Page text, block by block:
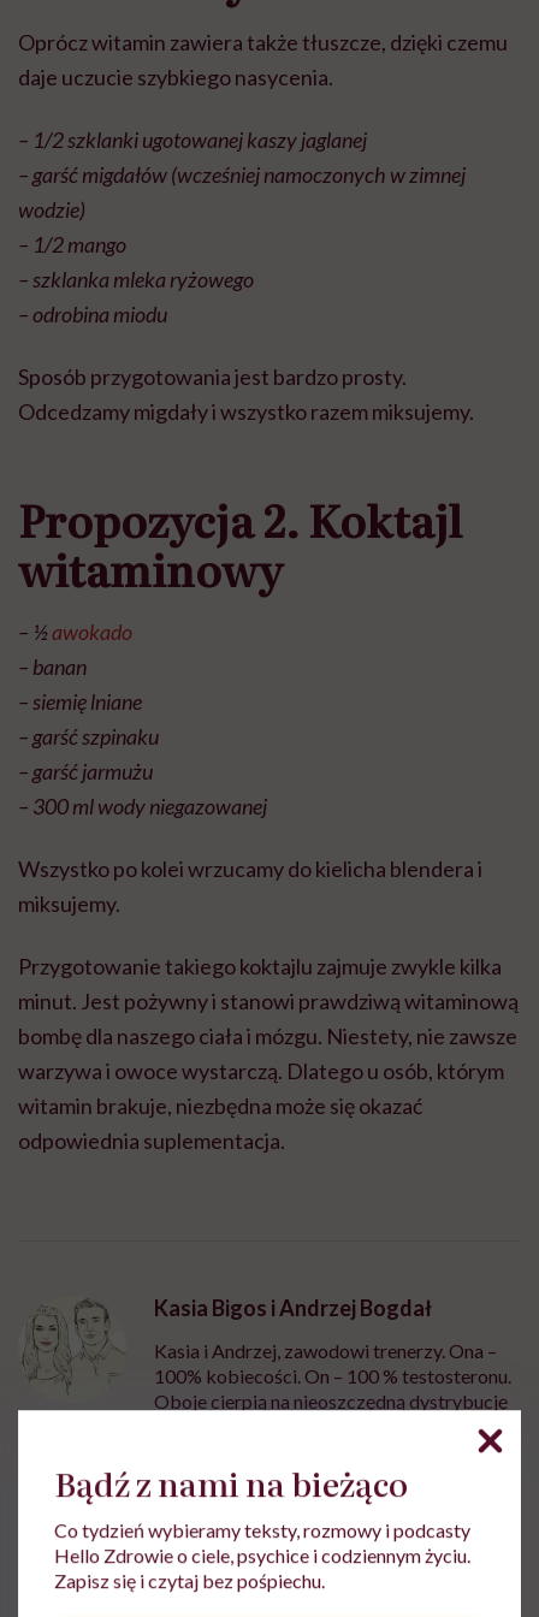
Oprócz witamin zawiera także tłuszcze, dzięki czemu
daje uczucie szybkiego nasycenia.
– 1/2 szklanki ugotowanej kaszy jaglanej
– garść migdałów (wcześniej namoczonych w zimnej
wodzie)
– 1/2 mango
– szklanka mleka ryżowego
– odrobina miodu
Sposób przygotowania jest bardzo prosty.
Odcedzamy migdały i wszystko razem miksujemy.
Propozycja 2. Koktajl
witaminowy
– ½awokado
– banan
– siemię lniane
– garść szpinaku
– garść jarmużu
– 300 ml wody niegazowanej
Wszystko po kolei wrzucamy do kielicha blendera i
miksujemy.
Przygotowanie takiego koktajlu zajmuje zwykle kilka
minut. Jest pożywny i stanowi prawdziwą witaminową
bombę dla naszego ciała i mózgu. Niestety, nie zawsze
warzywa i owoce wystarczą. Dlatego u osób, którym
witamin brakuje, niezbędna może się okazać
odpowiednia suplementacja.
Kasia Bigos i Andrzej Bogdał
Kasia i Andrzej, zawodowi trenerzy. Ona –
100% kobiecości. On – 100 % testosteronu.
Oboje cierpią na nieoszczędną dystrybucję
energii, której mają w nadmiarze. Od nich
dowiecie się, co i jak trenować, by efekty
wreszcie były widoczne. Pokazują, że się da.
Wy też dacie radę!
Zobacz profil
Bądź z nami na bieżąco
Co tydzień wybieramy teksty, rozmowy i podcasty
Hello Zdrowie o ciele, psychice i codziennym życiu.
Zapisz się i czytaj bez pośpiechu.